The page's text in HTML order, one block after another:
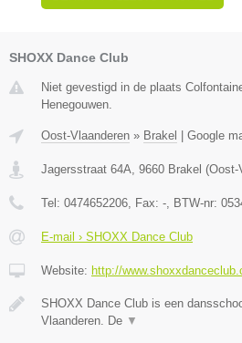
SHOXX Dance Club
Niet gevestigd in de plaats
Henegouwen.
Oost-Vlaanderen » Brakel | Google
Jagersstraat 64A 9660 Brakel (Oost-
Tel: 0474652206 , Fax: - , BTW-nr:
E-mail › SHOXX Dance Club
Website: http://
SHOXX Dance Club is een
Vlaanderen. De ▼